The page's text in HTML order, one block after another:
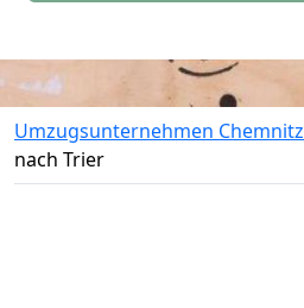
Umzugsunternehmen Chemnitz
nach Trier